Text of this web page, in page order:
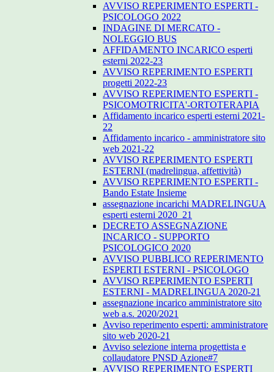
AVVISO REPERIMENTO ESPERTI -
PSICOLOGO 2022
INDAGINE DI MERCATO -
NOLEGGIO BUS
AFFIDAMENTO INCARICO esperti
esterni 2022-23
AVVISO REPERIMENTO ESPERTI
progetti 2022-23
AVVISO REPERIMENTO ESPERTI -
PSICOMOTRICITA'-ORTOTERAPIA
Affidamento incarico esperti esterni 2021-
22
Affidamento incarico - amministratore sito
web 2021-22
AVVISO REPERIMENTO ESPERTI
ESTERNI (madrelingua, affettività)
AVVISO REPERIMENTO ESPERTI -
Bando Estate Insieme
assegnazione incarichi MADRELINGUA
esperti esterni 2020_21
DECRETO ASSEGNAZIONE
INCARICO - SUPPORTO
PSICOLOGICO 2020
AVVISO PUBBLICO REPERIMENTO
ESPERTI ESTERNI - PSICOLOGO
AVVISO REPERIMENTO ESPERTI
ESTERNI - MADRELINGUA 2020-21
assegnazione incarico amministratore sito
web a.s. 2020/2021
Avviso reperimento esperti: amministratore
sito web 2020-21
Avviso selezione interna progettista e
collaudatore PNSD Azione#7
AVVISO REPERIMENTO ESPERTI